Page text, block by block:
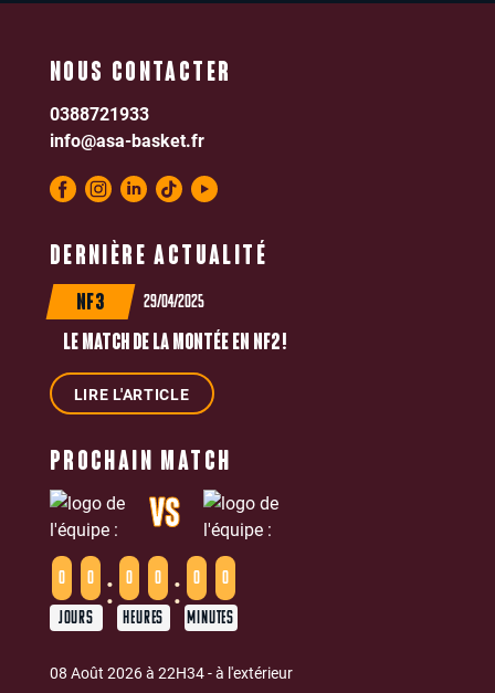
DERNIÈRE ACTUALITÉ
NF3 29/04/2025
LE MATCH DE LA MONTÉE EN NF2 !
LIRE L'ARTICLE
NOUS CONTACTER
0388721933
info@asa-basket.fr
PROCHAIN MATCH
0 0
JOURS
: 0 0
HEURES
: 0 0
MINUTES
VS
08 Août 2026 à 22H34 - à l'extérieur